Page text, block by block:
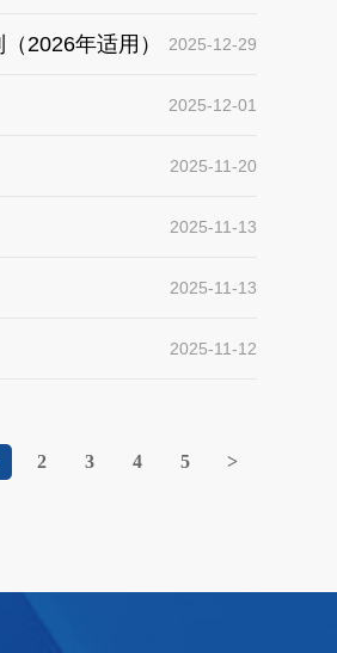
2026年适用） 2025-12-29
2025-12-01
2025-11-20
2025-11-13
2025-11-13
2025-11-12
2 3 4 5 >